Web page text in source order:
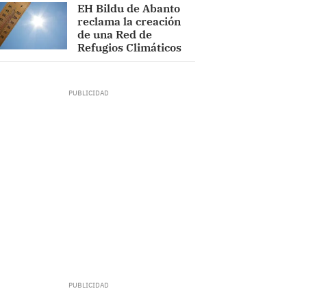
EH Bildu de Abanto
reclama la creación
de una Red de
Refugios Climáticos